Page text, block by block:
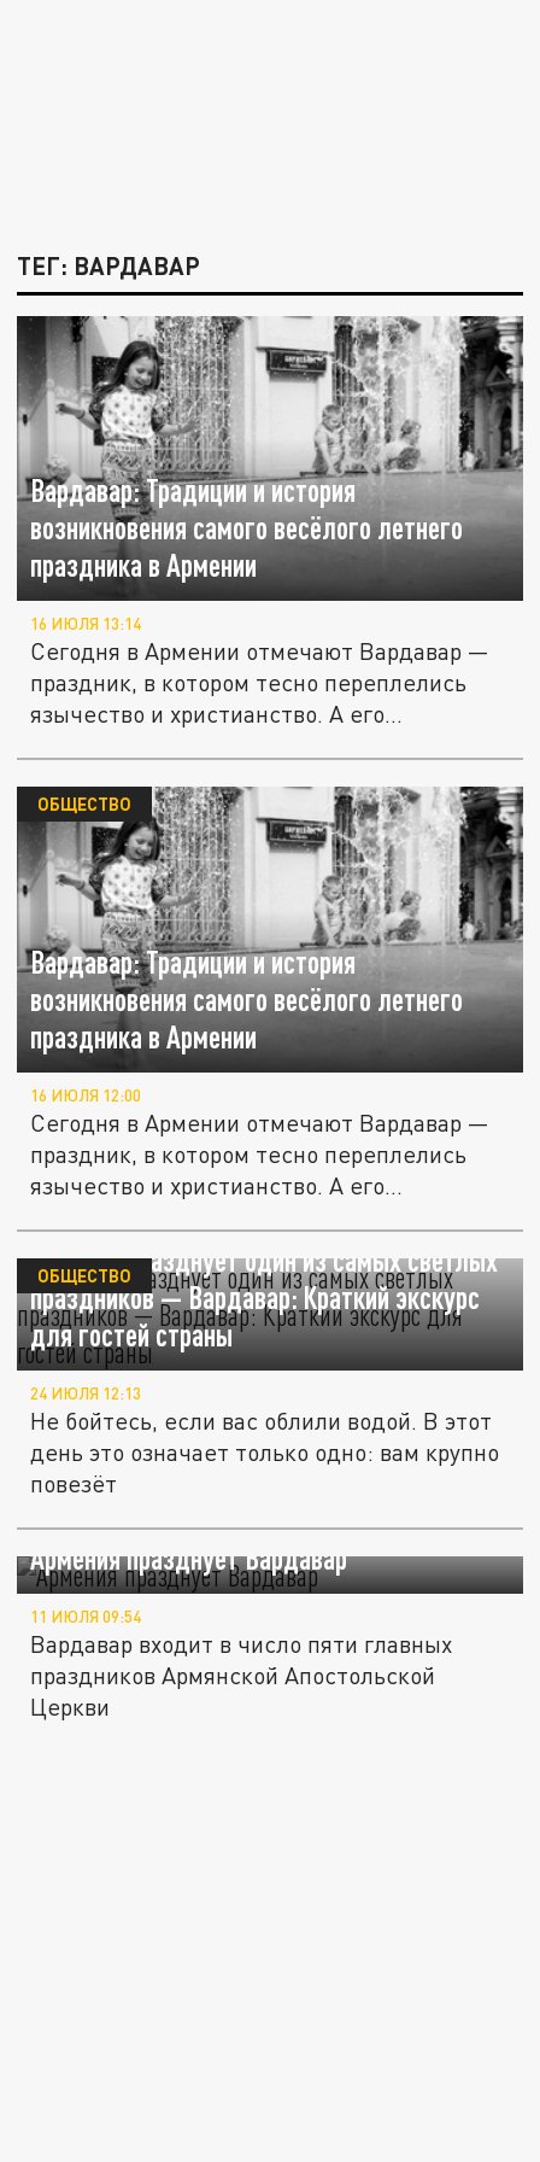
ТЕГ: ВАРДАВАР
Вардавар: Традиции и история
возникновения самого весёлого летнего
праздника в Армении
16 ИЮЛЯ 13:14
Сегодня в Армении отмечают Вардавар —
праздник, в котором тесно переплелись
язычество и христианство. А его...
Вардавар: Традиции и история
возникновения самого весёлого летнего
праздника в Армении
ОБЩЕСТВО
16 ИЮЛЯ 12:00
Сегодня в Армении отмечают Вардавар —
праздник, в котором тесно переплелись
язычество и христианство. А его...
Армения празднует один из самых светлых
праздников — Вардавар: Краткий экскурс
для гостей страны
ОБЩЕСТВО
24 ИЮЛЯ 12:13
Не бойтесь, если вас облили водой. В этот
день это означает только одно: вам крупно
повезёт
Армения празднует Вардавар
11 ИЮЛЯ 09:54
Вардавар входит в число пяти главных
праздников Армянской Апостольской
Церкви